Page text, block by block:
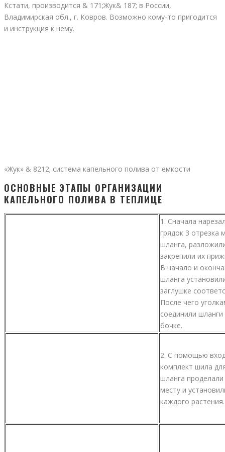
Кстати, производится & 171;Жук& 187; в России,
Владимирская обл., г. Ковров. Возможно кому-то пригодится
и инструкция к нему.
«Жук» & 8212; система капельного полива от емкости
ОСНОВНЫЕ ЭТАПЫ ОРГАНИЗАЦИИ
КАПЕЛЬНОГО ПОЛИВА В ТЕПЛИЦЕ
1. Сначала
грядок 3 отрезка
шланга,
закрепили их
В начало и
шланга
заглушке
После чего
соединили
бочке.
2. С помощью
комплект шила
шланга
месту и
каждого растения.